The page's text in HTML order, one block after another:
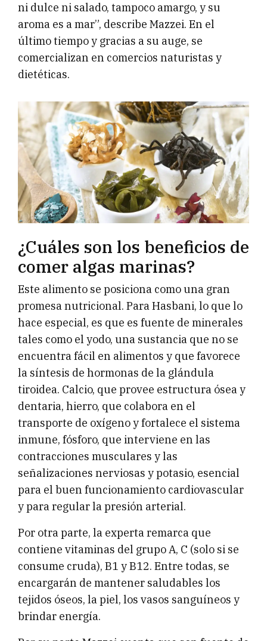
ni dulce ni salado, tampoco amargo, y su
aroma es a mar”, describe Mazzei. En el
último tiempo y gracias a su auge, se
comercializan en comercios naturistas y
dietéticas.
¿Cuáles son los beneficios de
comer algas marinas?
Este alimento se posiciona como una gran
promesa nutricional. Para Hasbani, lo que lo
hace especial, es que es fuente de minerales
tales como el yodo, una sustancia que no se
encuentra fácil en alimentos y que favorece
la síntesis de hormonas de la glándula
tiroidea. Calcio, que provee estructura ósea y
dentaria, hierro, que colabora en el
transporte de oxígeno y fortalece el sistema
inmune, fósforo, que interviene en las
contracciones musculares y las
señalizaciones nerviosas y potasio, esencial
para el buen funcionamiento cardiovascular
y para regular la presión arterial.
Por otra parte, la experta remarca que
contiene vitaminas del grupo A, C (solo si se
consume cruda), B1 y B12. Entre todas, se
encargarán de mantener saludables los
tejidos óseos, la piel, los vasos sanguíneos y
brindar energía.